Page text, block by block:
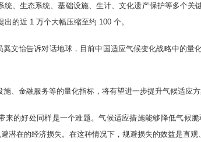
、生态系统、基础设施、生计、文化遗产保护等多个
的近 1 万个大幅压缩至约 100 个。
文怡告诉对话地球，目前中国适应气候变化战略中的
、金融服务等的量化指标，将有望进一步提升气候适应
的好处同样是一个难题。气候适应措施能够降低气候
潜在的经济损失。在这种情况下，规避损失的效益是直观